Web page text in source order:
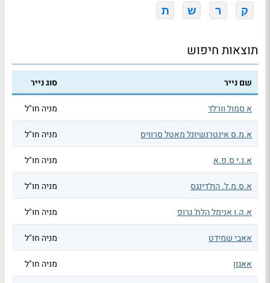
ק ר ש ת
תוצאות חיפוש
שם נייר סוג נייר
א סמול וורלד מניה חו"ל
א.מ.ס אינטרנשיונל מאטל סרוויס מניה חו"ל
א.נ.י ס.פ.א מניה חו"ל
א.ס.מ.ל. הולדינגס מניה חו"ל
א.ק.ו אנימל הלת' גרופ מניה חו"ל
אאבי שמידט מניה חו"ל
אאגון מניה חו"ל